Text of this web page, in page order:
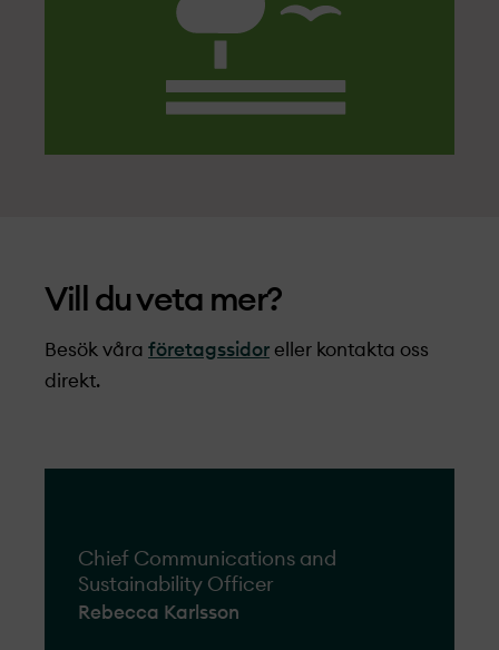
Vill du veta mer?
Besök våra företagssidor eller kontakta oss
direkt.
Chief Communications and
Sustainability Officer
Rebecca Karlsson